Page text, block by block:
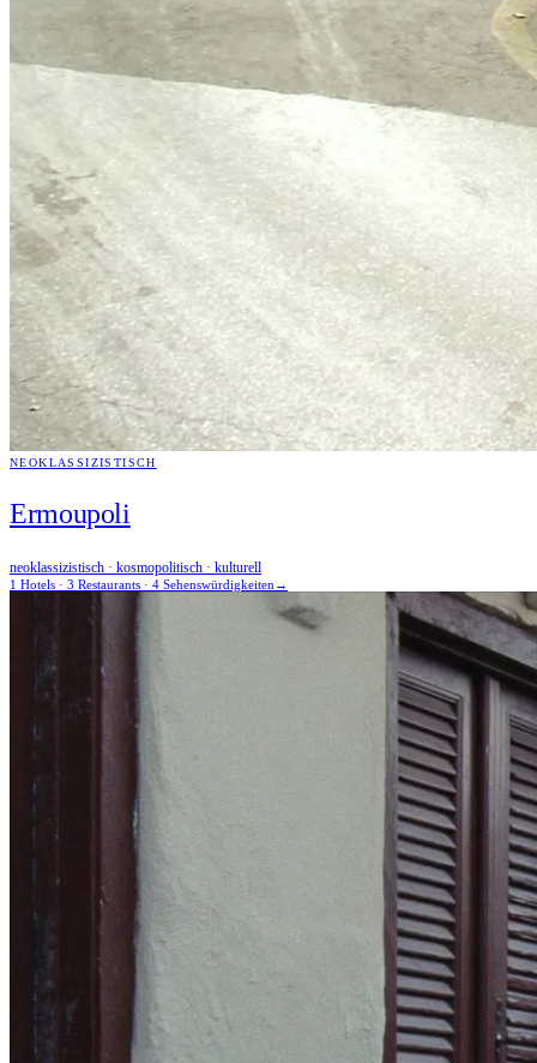
NEOKLASSIZISTISCH
Ermoupoli
neoklassizistisch · kosmopolitisch · kulturell
1 Hotels · 3 Restaurants · 4 Sehenswürdigkeiten →